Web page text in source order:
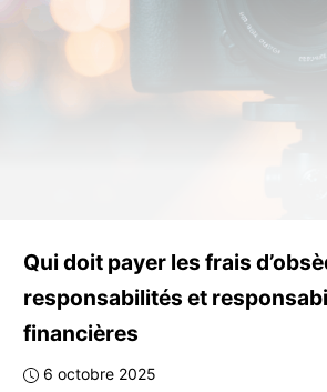
Qui doit payer les frais
responsabilités et
financières
6 octobre 2025